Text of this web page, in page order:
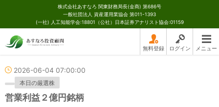
株式会社あすなろ 関東財務局長(金商) 第686号
一般社団法人 資産運用業協会 第011-1393
(一社) 人工知能学会:18801（公社）日本証券アナリスト協会:01159
無料登録 ログイン メニュー
2026-06-04 07:00:00
本日の厳選株
営業利益２億円銘柄